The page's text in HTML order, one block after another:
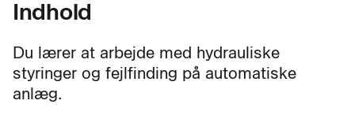
Indhold
Du lærer at arbejde med hydrauliske
styringer og fejlfinding på automatiske
anlæg.